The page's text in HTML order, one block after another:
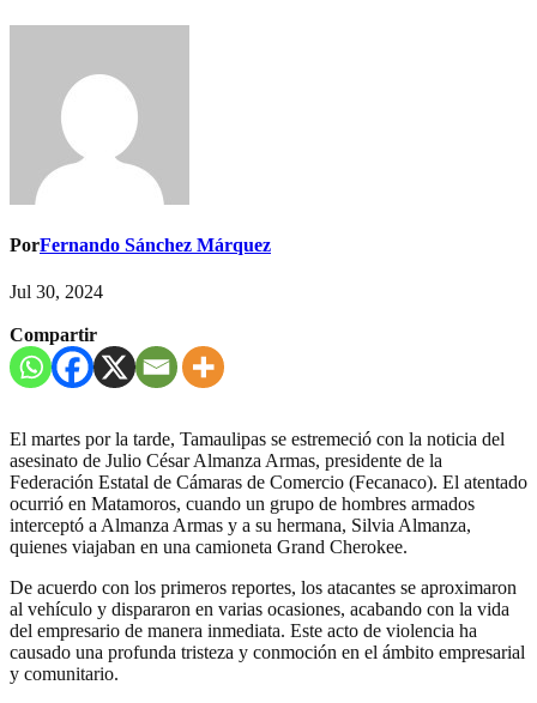
PorFernando Sánchez Márquez
Jul 30, 2024
Compartir
El martes por la tarde, Tamaulipas se estremeció con la noticia del
asesinato de Julio César Almanza Armas, presidente de la
Federación Estatal de Cámaras de Comercio (Fecanaco). El atentado
ocurrió en Matamoros, cuando un grupo de hombres armados
interceptó a Almanza Armas y a su hermana, Silvia Almanza,
quienes viajaban en una camioneta Grand Cherokee.
De acuerdo con los primeros reportes, los atacantes se aproximaron
al vehículo y dispararon en varias ocasiones, acabando con la vida
del empresario de manera inmediata. Este acto de violencia ha
causado una profunda tristeza y conmoción en el ámbito empresarial
y comunitario.